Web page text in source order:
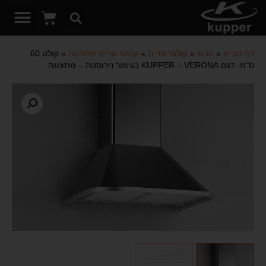
דף הבית » חנות » קולטי אדים » קולטי אדים מתצוגה »
קולט 60
ס"מ- דגם KUPPER – VERONA בגימור נירוסטה – מתצוגה